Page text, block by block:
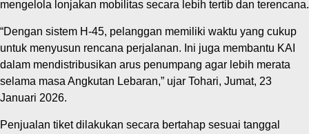
mengelola lonjakan mobilitas secara lebih tertib dan terencana.
“Dengan sistem H-45, pelanggan memiliki waktu yang cukup
untuk menyusun rencana perjalanan. Ini juga membantu KAI
dalam mendistribusikan arus penumpang agar lebih merata
selama masa Angkutan Lebaran,” ujar Tohari, Jumat, 23
Januari 2026.
Penjualan tiket dilakukan secara bertahap sesuai tanggal